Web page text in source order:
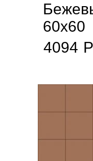
60x60
4094